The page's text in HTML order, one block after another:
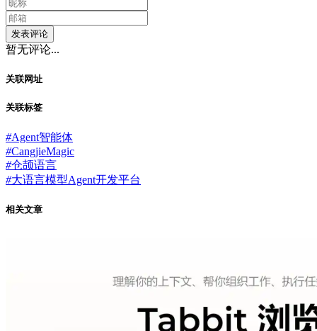
发表评论
暂无评论...
关联网址
关联标签
#Agent智能体
#CangjieMagic
#仓颉语言
#大语言模型Agent开发平台
相关文章